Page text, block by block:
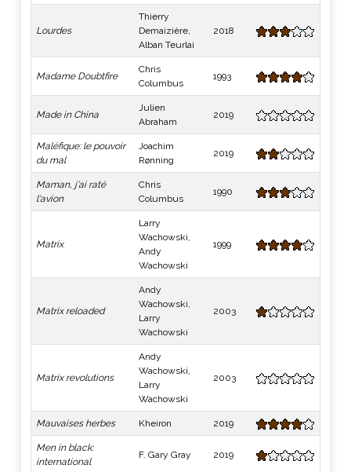
Lourdes
Thierry
Demaizière,
Alban Teurlai
2018
Madame Doubtfire
Chris
Columbus
1993
Made in China
Julien
Abraham
2019
Maléfique: le pouvoir
du mal
Joachim
Rønning
2019
Maman, j'ai raté
l'avion
Chris
Columbus
1990
Matrix
Larry
Wachowski,
Andy
Wachowski
1999
Matrix reloaded
Andy
Wachowski,
Larry
Wachowski
2003
Matrix revolutions
Andy
Wachowski,
Larry
Wachowski
2003
Mauvaises herbes Kheiron 2019
Men in black:
international
F. Gary Gray 2019